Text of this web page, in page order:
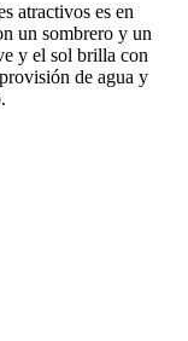
atractivos es en
un sombrero y un
y el sol brilla con
de agua y